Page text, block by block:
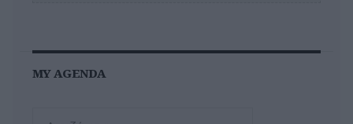
MY AGENDA